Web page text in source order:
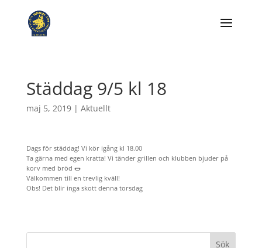
Städdag 9/5 kl 18
maj 5, 2019| Aktuellt
Dags för städdag! Vi kör igång kl 18.00
Ta gärna med egen kratta! Vi tänder grillen och klubben bjuder på
korv med bröd 🌭
Välkommen till en trevlig kväll!
Obs! Det blir inga skott denna torsdag